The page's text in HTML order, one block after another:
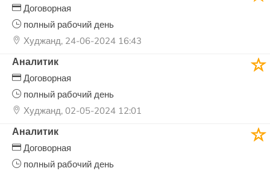
Договорная
полный рабочий день
Худжанд, 24-06-2024 16:43
Аналитик
Договорная
полный рабочий день
Худжанд, 02-05-2024 12:01
Аналитик
Договорная
полный рабочий день